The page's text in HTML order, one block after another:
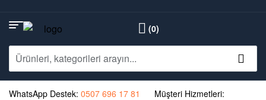
(0)
WhatsApp Destek: 0507 696 17 81
Müşteri Hizmetleri: